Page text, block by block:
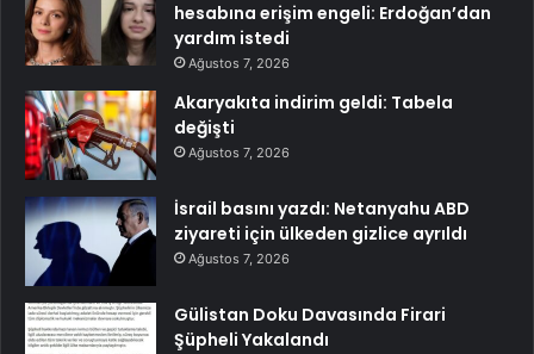
hesabına erişim engeli: Erdoğan’dan
yardım istedi
Ağustos 7, 2026
Akaryakıta indirim geldi: Tabela
değişti
Ağustos 7, 2026
İsrail basını yazdı: Netanyahu ABD
ziyareti için ülkeden gizlice ayrıldı
Ağustos 7, 2026
Gülistan Doku Davasında Firari
Şüpheli Yakalandı